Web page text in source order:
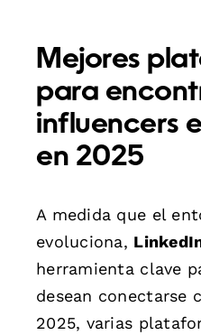
Mejores
para
influencers
en 2025
A medida que el
evoluciona,
herramienta clave
desean conectarse
2025, varias